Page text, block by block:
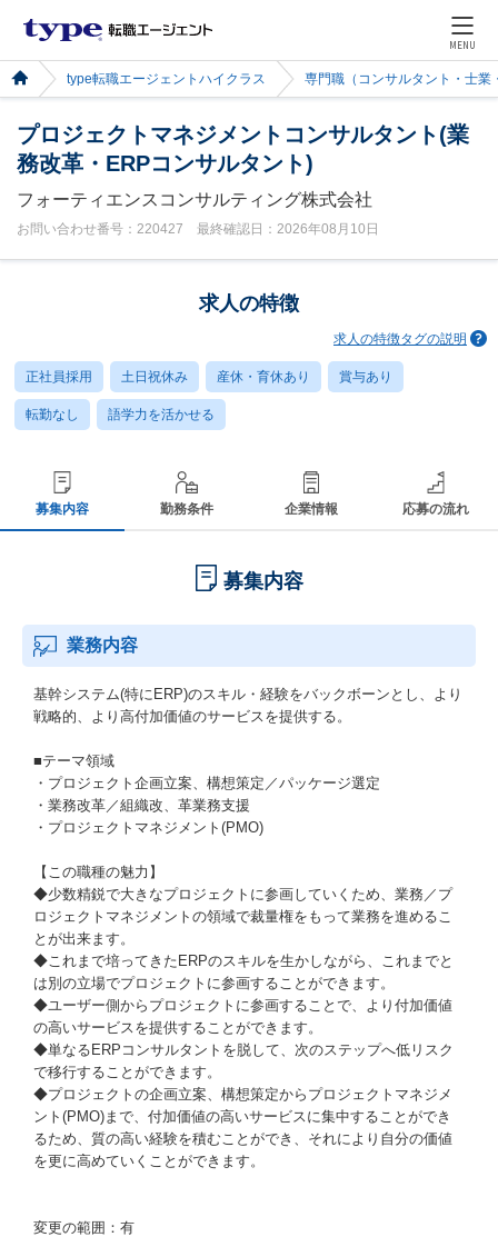
MENU
type転職エージェントハイクラス 専門職（コンサルタント・士業
プロジェクトマネジメントコンサルタント(業
務改革・ERPコンサルタント)
フォーティエンスコンサルティング株式会社
お問い合わせ番号：220427 最終確認日：2026年08月10日
求人の特徴
求人の特徴タグの説明
正社員採用 土日祝休み 産休・育休あり 賞与あり
転勤なし 語学力を活かせる
募集内容 勤務条件 企業情報 応募の流れ
募集内容
業務内容
基幹システム(特にERP)のスキル・経験をバックボーンとし、より
戦略的、より高付加価値のサービスを提供する。
■テーマ領域
・プロジェクト企画立案、構想策定／パッケージ選定
・業務改革／組織改、革業務支援
・プロジェクトマネジメント(PMO)
【この職種の魅力】
◆少数精鋭で大きなプロジェクトに参画していくため、業務／プ
ロジェクトマネジメントの領域で裁量権をもって業務を進めるこ
とが出来ます。
◆これまで培ってきたERPのスキルを生かしながら、これまでと
は別の立場でプロジェクトに参画することができます。
◆ユーザー側からプロジェクトに参画することで、より付加価値
の高いサービスを提供することができます。
◆単なるERPコンサルタントを脱して、次のステップへ低リスク
で移行することができます。
◆プロジェクトの企画立案、構想策定からプロジェクトマネジメ
ント(PMO)まで、付加価値の高いサービスに集中することができ
るため、質の高い経験を積むことができ、それにより自分の価値
を更に高めていくことができます。
変更の範囲：有